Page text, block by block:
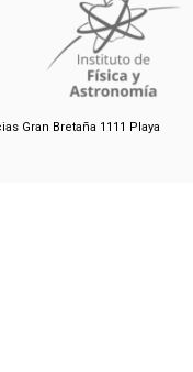
Gran Bretaña 1111 Playa